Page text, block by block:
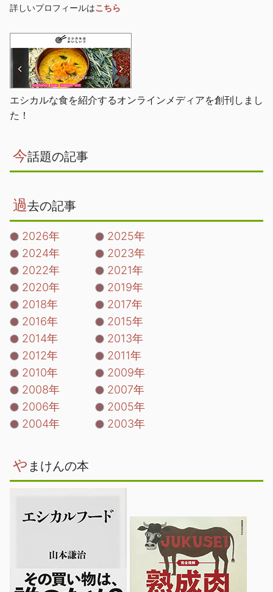
詳しいプロフィールはこちら
エシカルな食を紹介するオンラインメディアを創刊しまし
た！
今話題の記事
過去の記事
2026年
2025年
2024年
2023年
2022年
2021年
2020年
2019年
2018年
2017年
2016年
2015年
2014年
2013年
2012年
2011年
2010年
2009年
2008年
2007年
2006年
2005年
2004年
2003年
や まけんの本